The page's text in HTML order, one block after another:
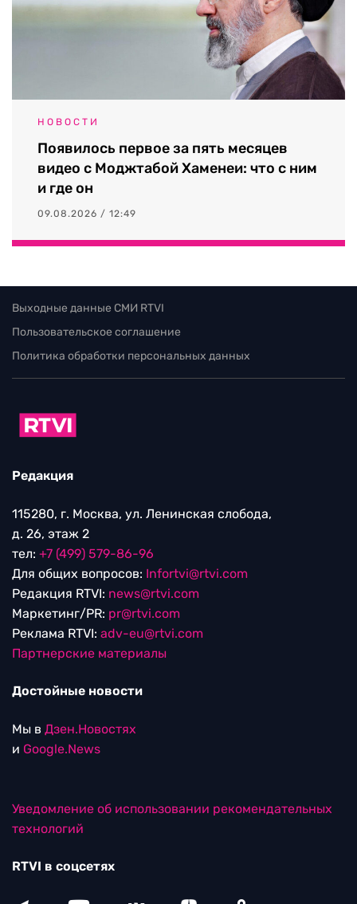
НОВОСТИ
Появилось первое за пять месяцев
видео с Моджтабой Хаменеи: что с ним
и где он
09.08.2026 / 12:49
Выходные данные СМИ RTVI
Пользовательское соглашение
Политика обработки персональных данных
Редакция
115280, г. Москва, ул. Ленинская слобода,
д. 26, этаж 2
тел: +7 (499) 579-86-96
Для общих вопросов: Infortvi@rtvi.com
Редакция RTVI: news@rtvi.com
Маркетинг/PR: pr@rtvi.com
Реклама RTVI: adv-eu@rtvi.com
Партнерские материалы
Достойные новости
Мы в Дзен.Новостях
и Google.News
Уведомление об использовании рекомендательных
технологий
RTVI в соцсетях